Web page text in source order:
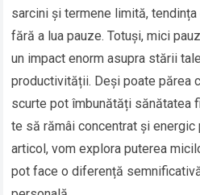
sarcini și termene limită,
fără a lua pauze. Totuși, mici
un impact enorm asupra stării
productivității. Deși poate părea
scurte pot îmbunătăți sănătatea
te să rămâi concentrat și
articol, vom explora puterea
pot face o diferență